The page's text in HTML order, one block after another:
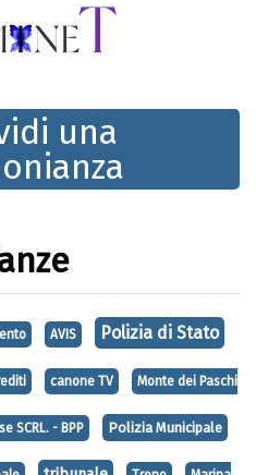
una
AVIS Polizia di Stato
canone TV Monte dei Paschi
SCRL. - BPP Polizia Municipale